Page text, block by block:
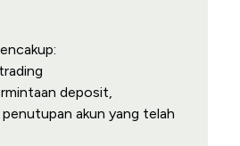
deposit,
akun yang telah